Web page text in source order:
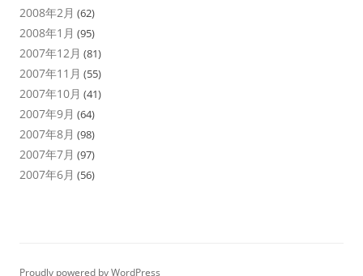
2008年2月 (62)
2008年1月 (95)
2007年12月 (81)
2007年11月 (55)
2007年10月 (41)
2007年9月 (64)
2007年8月 (98)
2007年7月 (97)
2007年6月 (56)
Proudly powered by WordPress